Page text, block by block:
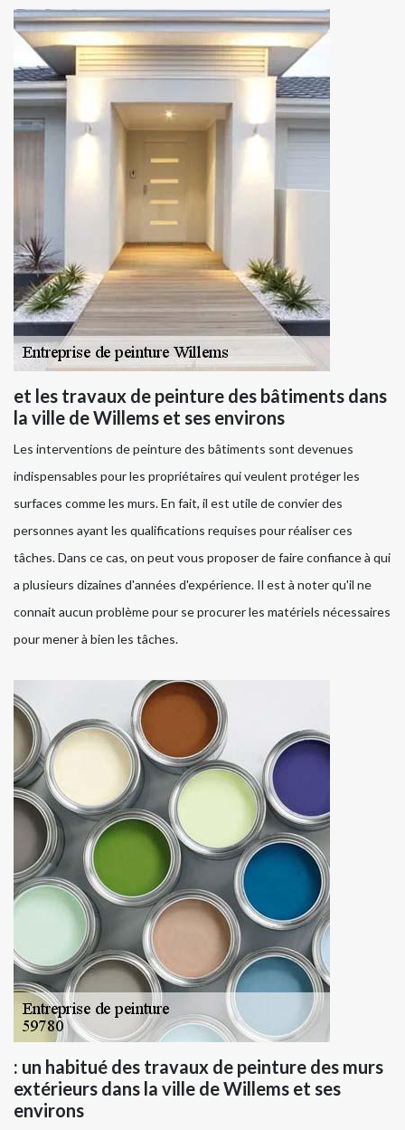
et les travaux de peinture des bâtiments dans
la ville de Willems et ses environs
Les interventions de peinture des bâtiments sont devenues
indispensables pour les propriétaires qui veulent protéger les
surfaces comme les murs. En fait, il est utile de convier des
personnes ayant les qualifications requises pour réaliser ces
tâches. Dans ce cas, on peut vous proposer de faire confiance à qui
a plusieurs dizaines d'années d'expérience. Il est à noter qu'il ne
connait aucun problème pour se procurer les matériels nécessaires
pour mener à bien les tâches.
: un habitué des travaux de peinture des murs
extérieurs dans la ville de Willems et ses
environs